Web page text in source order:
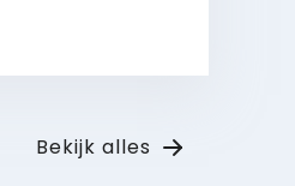
alle middelen
van de wet
Bekijk alles